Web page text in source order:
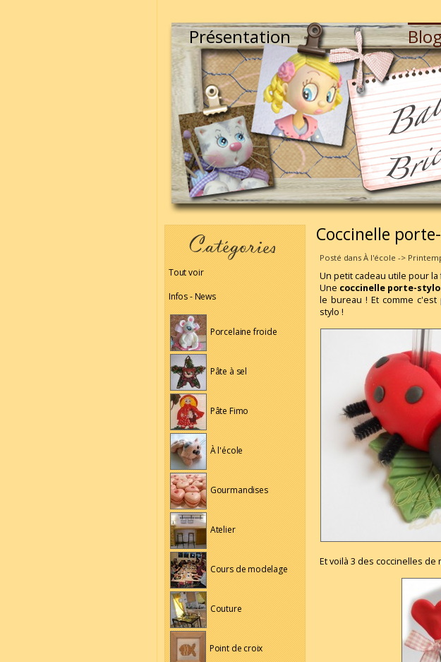
Présentation
Tout voir
Infos - News
Porcelaine froide
Pâte à sel
Pâte Fimo
À l'école
Gourmandises
Atelier
Cours de modelage
Couture
Point de croix
Coccinelle
Posté dans À l'école ->
Un petit cadeau utile pour
Une coccinelle porte-stylo
le bureau ! Et comme c'est
stylo !
Et voilà 3 des coccinelles de